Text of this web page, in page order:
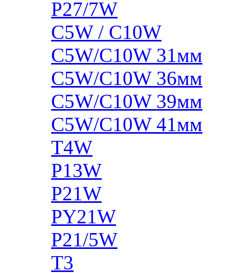
P27/7W
C5W / C10W
C5W/C10W 31мм
C5W/C10W 36мм
C5W/C10W 39мм
C5W/C10W 41мм
T4W
P13W
P21W
PY21W
P21/5W
T3